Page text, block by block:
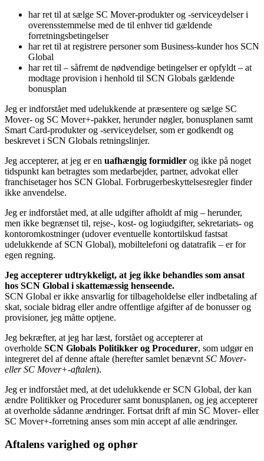
har ret til at sælge SC Mover-produkter og -serviceydelser i
overensstemmelse med de til enhver tid gældende
forretningsbetingelser
har ret til at registrere personer som Business-kunder hos SCN
Global
har ret til – såfremt de nødvendige betingelser er opfyldt – at
modtage provision i henhold til SCN Globals gældende
bonusplan
Jeg er indforstået med udelukkende at præsentere og sælge SC
Mover- og SC Mover+-pakker, herunder nøgler, bonusplanen samt
Smart Card-produkter og -serviceydelser, som er godkendt og
beskrevet i SCN Globals retningslinjer.
Jeg accepterer, at jeg er en uafhængig formidler og ikke på noget
tidspunkt kan betragtes som medarbejder, partner, advokat eller
franchisetager hos SCN Global. Forbrugerbeskyttelsesregler finder
ikke anvendelse.
Jeg er indforstået med, at alle udgifter afholdt af mig – herunder,
men ikke begrænset til, rejse-, kost- og logiudgifter, sekretariats- og
kontoromkostninger (udover eventuelle kontortilskud fastsat
udelukkende af SCN Global), mobiltelefoni og datatrafik – er for
egen regning.
Jeg accepterer udtrykkeligt, at jeg ikke behandles som ansat
hos SCN Global i skattemæssig henseende.
SCN Global er ikke ansvarlig for tilbageholdelse eller indbetaling af
skat, sociale bidrag eller andre offentlige afgifter af de bonusser og
provisioner, jeg måtte optjene.
Jeg bekræfter, at jeg har læst, forstået og accepterer at
overholde SCN Globals Politikker og Procedurer, som udgør en
integreret del af denne aftale (herefter samlet benævnt SC Mover-
eller SC Mover+-aftalen).
Jeg er indforstået med, at det udelukkende er SCN Global, der kan
ændre Politikker og Procedurer samt bonusplanen, og jeg accepterer
at overholde sådanne ændringer. Fortsat drift af min SC Mover- eller
SC Mover+-forretning anses som min accept af alle ændringer.
Aftalens varighed og ophør